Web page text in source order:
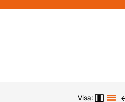
Visa: